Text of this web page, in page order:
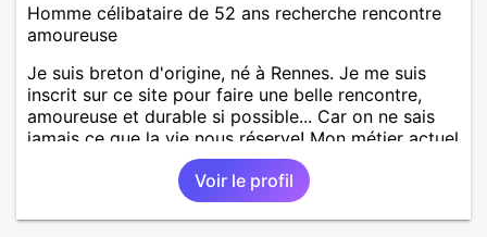
Homme célibataire de 52 ans recherche rencontre
amoureuse
Je suis breton d'origine, né à Rennes. Je me suis
inscrit sur ce site pour faire une belle rencontre,
amoureuse et durable si possible... Car on ne sais
jamais ce que la vie nous réserve! Mon métier actuel
est électricien en tant que agent technique
territorial. J'ai enseigné en tant que professeur des
écoles mais j'ai voulu changer. J'aime la culture en
générale: le cinéma, la littérature, le dessin, l'Art, un
Voir le profil